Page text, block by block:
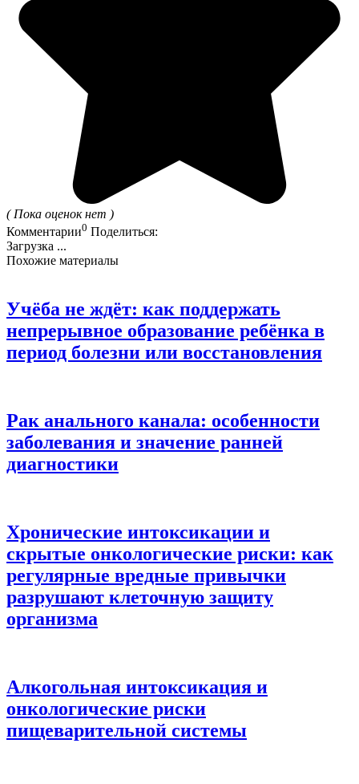
( Пока оценок нет )
Комментарии0 Поделиться:
Загрузка ...
Похожие материалы
Учёба не ждёт: как поддержать
непрерывное образование ребёнка в
период болезни или восстановления
Рак анального канала: особенности
заболевания и значение ранней
диагностики
Хронические интоксикации и
скрытые онкологические риски: как
регулярные вредные привычки
разрушают клеточную защиту
организма
Алкогольная интоксикация и
онкологические риски
пищеварительной системы